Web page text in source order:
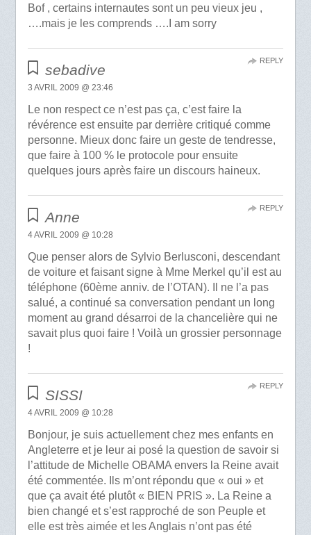
Bof , certains internautes sont un peu vieux jeu ,
….mais je les comprends ….I am sorry
sebadive
3 AVRIL 2009 @ 23:46
Le non respect ce n’est pas ça, c’est faire la
révérence est ensuite par derrière critiqué comme
personne. Mieux donc faire un geste de tendresse,
que faire à 100 % le protocole pour ensuite
quelques jours après faire un discours haineux.
REPLY
Anne
4 AVRIL 2009 @ 10:28
Que penser alors de Sylvio Berlusconi, descendant
de voiture et faisant signe à Mme Merkel qu’il est au
téléphone (60ème anniv. de l’OTAN). Il ne l’a pas
salué, a continué sa conversation pendant un long
moment au grand désarroi de la chancelière qui ne
savait plus quoi faire ! Voilà un grossier personnage
!
REPLY
SISSI
4 AVRIL 2009 @ 10:28
Bonjour, je suis actuellement chez mes enfants en
Angleterre et je leur ai posé la question de savoir si
l’attitude de Michelle OBAMA envers la Reine avait
été commentée. Ils m’ont répondu que « oui » et
que ça avait été plutôt « BIEN PRIS ». La Reine a
bien changé et s’est rapproché de son Peuple et
elle est très aimée et les Anglais n’ont pas été
REPLY